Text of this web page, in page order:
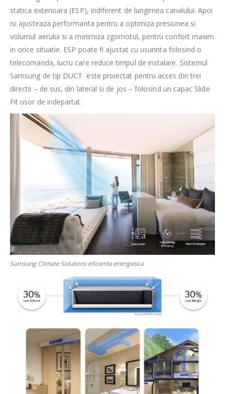
statica exterioara (ESP), indiferent de lungimea canalului. Apoi
isi ajusteaza performanta pentru a optimiza presiunea si
volumul aerului si a minimiza zgomotul, pentru confort maxim
in orice situatie. ESP poate fi ajustat cu usurinta folosind o
telecomanda, lucru care reduce timpul de instalare. Sistemul
Samsung de tip DUCT este proiectat pentru acces din trei
directii – de sus, din lateral si de jos – folosind un capac Slide
Fit usor de indepartat.
Samsung Climate Solutions eficienta energetica